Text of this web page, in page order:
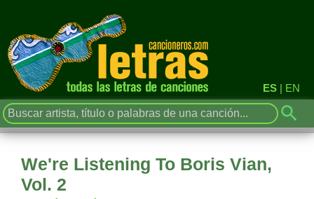
ES | EN
We're Listening To Boris Vian,
Vol. 2